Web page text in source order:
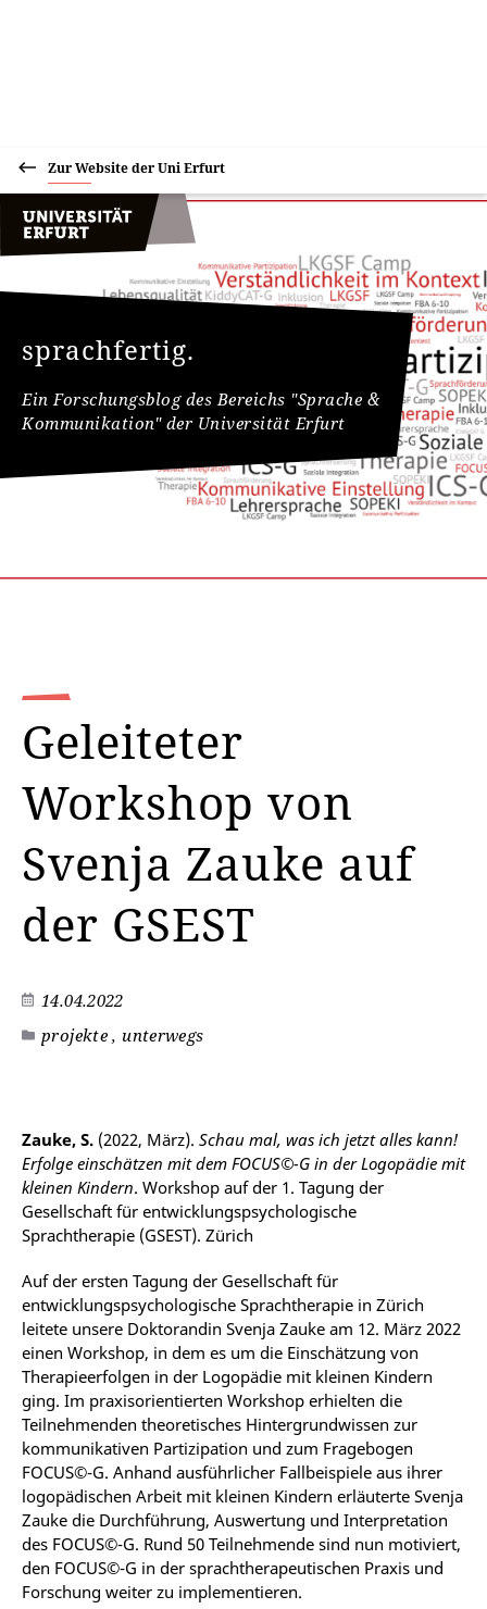
Zur Website der Uni Erfurt
sprachfertig.
Ein Forschungsblog des Bereichs "Sprache &
Kommunikation" der Universität Erfurt
Geleiteter
Workshop von
Svenja Zauke auf
der GSEST
14.04.2022
projekte , unterwegs
Zauke, S. (2022, März). Schau mal, was ich jetzt alles kann!
Erfolge einschätzen mit dem FOCUS©-G in der Logopädie mit
kleinen Kindern. Workshop auf der 1. Tagung der
Gesellschaft für entwicklungspsychologische
Sprachtherapie (GSEST). Zürich
Auf der ersten Tagung der Gesellschaft für
entwicklungspsychologische Sprachtherapie in Zürich
leitete unsere Doktorandin Svenja Zauke am 12. März 2022
einen Workshop, in dem es um die Einschätzung von
Therapieerfolgen in der Logopädie mit kleinen Kindern
ging. Im praxisorientierten Workshop erhielten die
Teilnehmenden theoretisches Hintergrundwissen zur
kommunikativen Partizipation und zum Fragebogen
FOCUS©-G. Anhand ausführlicher Fallbeispiele aus ihrer
logopädischen Arbeit mit kleinen Kindern erläuterte Svenja
Zauke die Durchführung, Auswertung und Interpretation
des FOCUS©-G. Rund 50 Teilnehmende sind nun motiviert,
den FOCUS©-G in der sprachtherapeutischen Praxis und
Forschung weiter zu implementieren.